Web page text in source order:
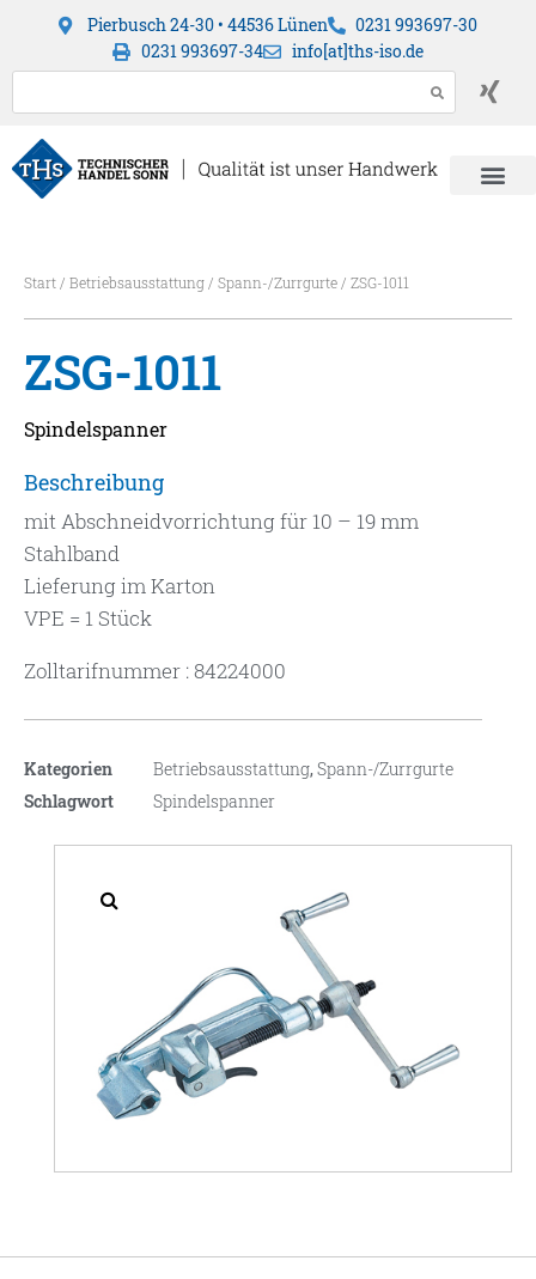
Pierbusch 24-30 • 44536 Lünen
0231 993697-30
0231 993697-34
info[at]ths-iso.de
Start/ Betriebsausstattung/ Spann-/Zurrgurte/ ZSG-1011
ZSG-1011
Spindelspanner
Beschreibung
mit Abschneidvorrichtung für 10 – 19 mm
Stahlband
Lieferung im Karton
VPE = 1 Stück
Zolltarifnummer : 84224000
Kategorien Betriebsausstattung,Spann-/Zurrgurte
Schlagwort
Spindelspanner